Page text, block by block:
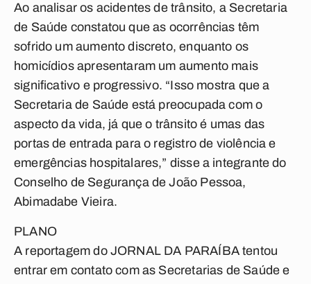
Ao analisar os acidentes de trânsito, a Secretaria
de Saúde constatou que as ocorrências têm
sofrido um aumento discreto, enquanto os
homicídios apresentaram um aumento mais
significativo e progressivo. “Isso mostra que a
Secretaria de Saúde está preocupada com o
aspecto da vida, já que o trânsito é umas das
portas de entrada para o registro de violência e
emergências hospitalares,” disse a integrante do
Conselho de Segurança de João Pessoa,
Abimadabe Vieira.
PLANO
A reportagem do JORNAL DA PARAÍBA tentou
entrar em contato com as Secretarias de Saúde e